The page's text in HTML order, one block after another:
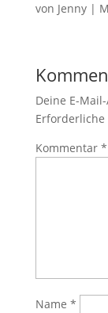
von Jenny|
Deine E-
Kommentar *
Name *